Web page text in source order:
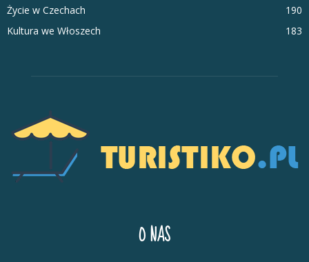
Życie w Czechach
190
Kultura we Włoszech
183
O NAS